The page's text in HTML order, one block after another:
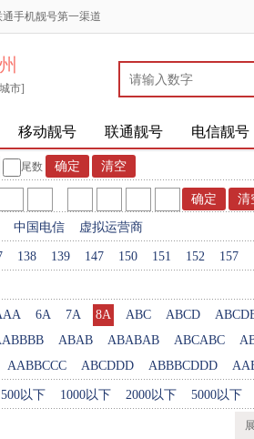
手机靓号第一渠道
市]
移动靓号 联通靓号 电信靓号
尾数
中国电信 虚拟运营商
138 139 147 150 151 152 157
6A 7A 8A ABC ABCD
ABAB ABABAB ABCABC
AABBCCC ABCDDD ABBBCDDD
500以下 1000以下 2000以下 5000以下